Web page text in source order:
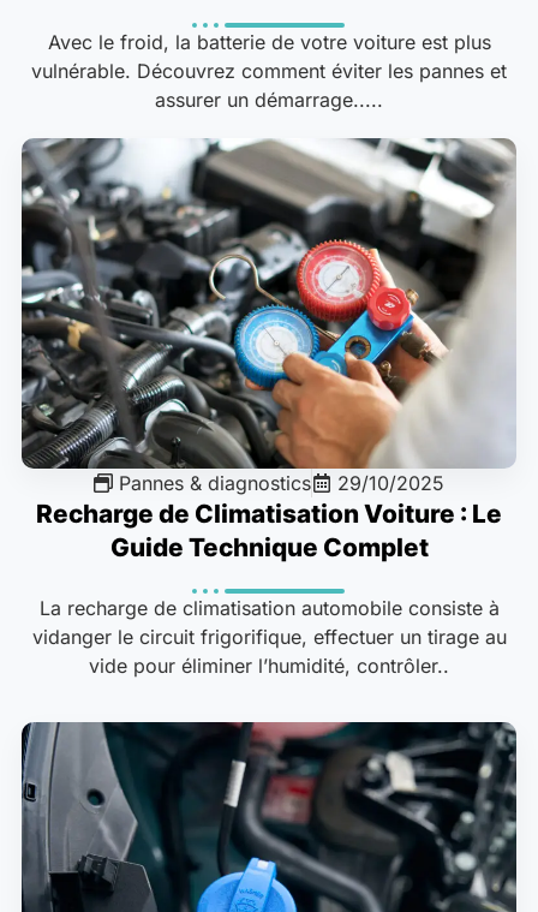
Avec le froid, la batterie de votre voiture est plus
vulnérable. Découvrez comment éviter les pannes et
assurer un démarrage.....
Pannes & diagnostics 29/10/2025
Recharge de Climatisation Voiture : Le
Guide Technique Complet
La recharge de climatisation automobile consiste à
vidanger le circuit frigorifique, effectuer un tirage au
vide pour éliminer l’humidité, contrôler..